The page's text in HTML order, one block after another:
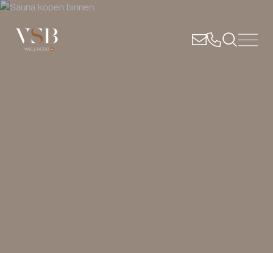
Sauna Binnen Kopen? (Kleine) Binnensauna op Maat - VSB